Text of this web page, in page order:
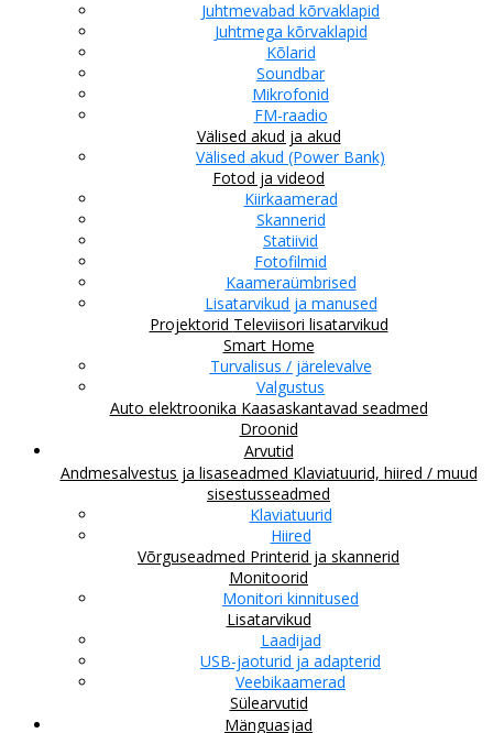
Juhtmevabad kõrvaklapid
Juhtmega kõrvaklapid
Kõlarid
Soundbar
Mikrofonid
FM-raadio
Välised akud ja akud
Välised akud (Power Bank)
Fotod ja videod
Kiirkaamerad
Skannerid
Statiivid
Fotofilmid
Kaameraümbrised
Lisatarvikud ja manused
Projektorid Televiisori lisatarvikud
Smart Home
Turvalisus / järelevalve
Valgustus
Auto elektroonika Kaasaskantavad seadmed
Droonid
Arvutid
Andmesalvestus ja lisaseadmed Klaviatuurid, hiired / muud
sisestusseadmed
Klaviatuurid
Hiired
Võrguseadmed Printerid ja skannerid
Monitoorid
Monitori kinnitused
Lisatarvikud
Laadijad
USB-jaoturid ja adapterid
Veebikaamerad
Sülearvutid
Mänguasjad